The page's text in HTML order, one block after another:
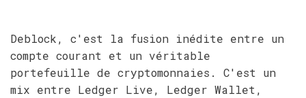
Deblock, c'est la fusion inédite entre un
compte courant et un véritable
portefeuille de cryptomonnaies. C'est un
mix entre Ledger Live, Ledger Wallet,